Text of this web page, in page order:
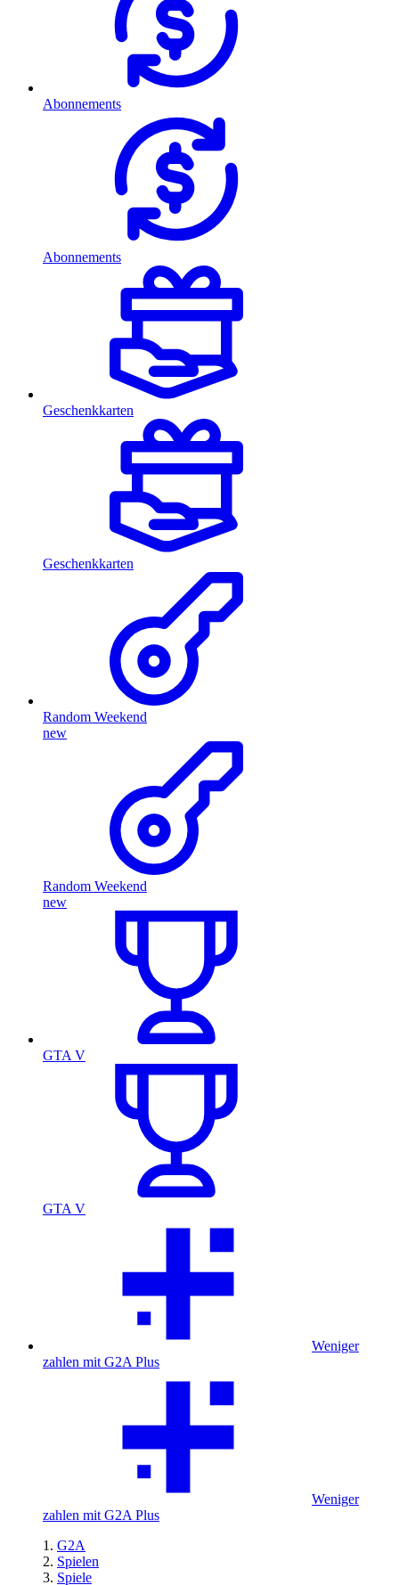
Abonnements
Abonnements
Geschenkkarten
Geschenkkarten
Random Weekend
new
Random Weekend
new
GTA V
GTA V
Weniger
zahlen mit G2A Plus
Weniger
zahlen mit G2A Plus
G2A
Spielen
Spiele